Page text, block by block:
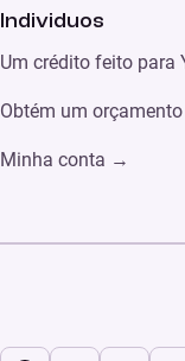
Individuos
Um crédito feito para
Obtém um
Minha conta →